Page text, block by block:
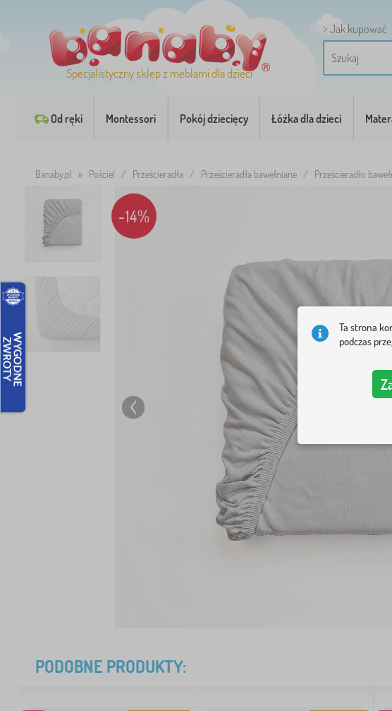
Specjalistyczny sklep z meblami dla dzieci
Jak kupować
Od ręki Montessori Pokój dziecięcy Łóżka dla dzieci
Banaby.pl » Pościel / Prześcieradła / Prześcieradła bawełniane / Prześcieradło
-14%
PODOBNE PRODUKTY:
Ta strona
podczas